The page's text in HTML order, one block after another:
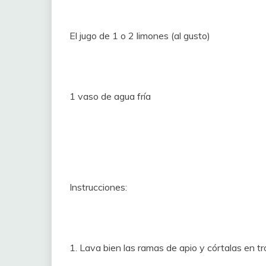
El jugo de 1 o 2 limones (al gusto)
1 vaso de agua fría
Instrucciones:
1. Lava bien las ramas de apio y córtalas en